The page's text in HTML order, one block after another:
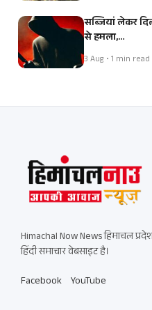
सब्जियां लेकर
से हमला,…
3 Aug • 1 min read
Himachal Now News हिमाचल
हिंदी समाचार वेबसाइट है।
Facebook YouTube